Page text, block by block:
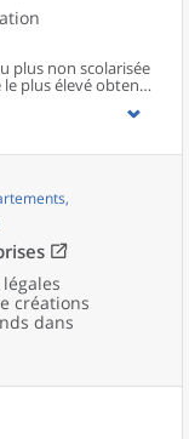
plus non scolarisée
plus élevé obtenu
France hors
créations
dans